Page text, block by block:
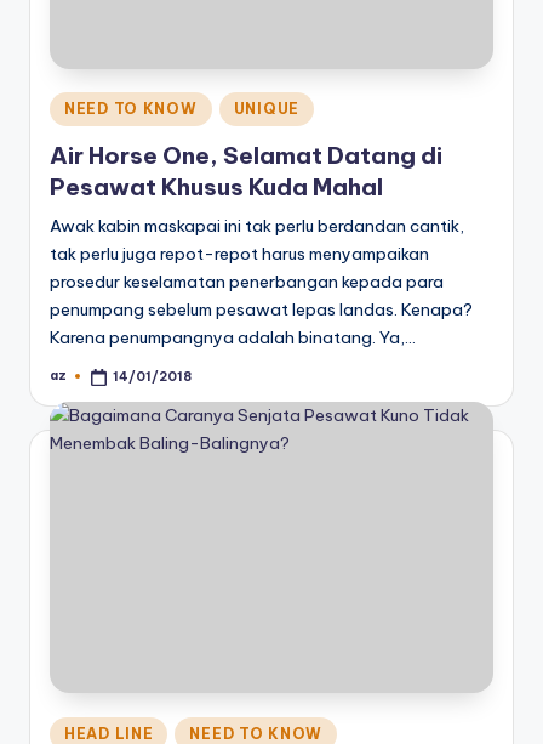
Posted
in
NEED TO KNOW UNIQUE
Air Horse One, Selamat Datang di
Pesawat Khusus Kuda Mahal
Awak kabin maskapai ini tak perlu berdandan cantik,
tak perlu juga repot-repot harus menyampaikan
prosedur keselamatan penerbangan kepada para
penumpang sebelum pesawat lepas landas. Kenapa?
Karena penumpangnya adalah binatang. Ya,…
Posted
az 14/01/2018
Posted
HEAD LINE NEED TO KNOW